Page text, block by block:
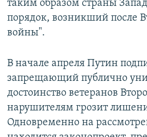
таким образом страны
порядок, возникший после
войны".
В начале апреля Путин
запрещающий публично
достоинство ветеранов
нарушителям грозит
Одновременно на